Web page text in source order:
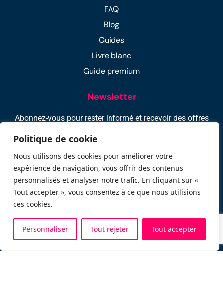
Politique de cookie
Nous utilisons des cookies pour améliorer votre
expérience de navigation, vous offrir des contenus
personnalisés et analyser notre trafic. En cliquant sur «
Tout accepter », vous consentez à ce que nous utilisions
ces cookies.
Personnaliser Tout rejeter Tout accepter
FAQ
Blog
Guides
Livre blanc
Guide premium
Newsletter
Abonnez-vous pour rester informé et recevoir des offres
Politique de confidentialité–Mentions légales – C.G.U